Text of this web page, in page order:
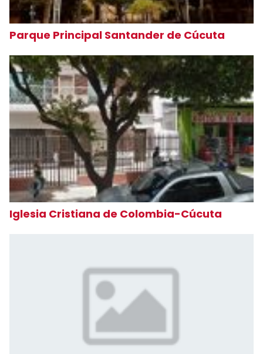
Parque Principal Santander de Cúcuta
Iglesia Cristiana de Colombia-Cúcuta